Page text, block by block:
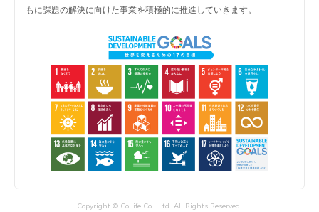
もに課題の解決に向けた事業を積極的に推進していきます。
Copyright © CoLife Co., Ltd. All Rights Reserved.